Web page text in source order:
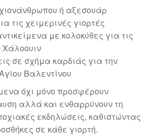
ή αξεσουάρ
τις χειμερινές γιορτές
με κολοκύθες για τις
Χάλοουιν
σε σχήμα καρδιάς για την
Βαλεντίνου
όχι μόνο προσφέρουν
αλλά και ενθαρρύνουν τη
εκδηλώσεις, καθιστώντας
σε κάθε γιορτή.